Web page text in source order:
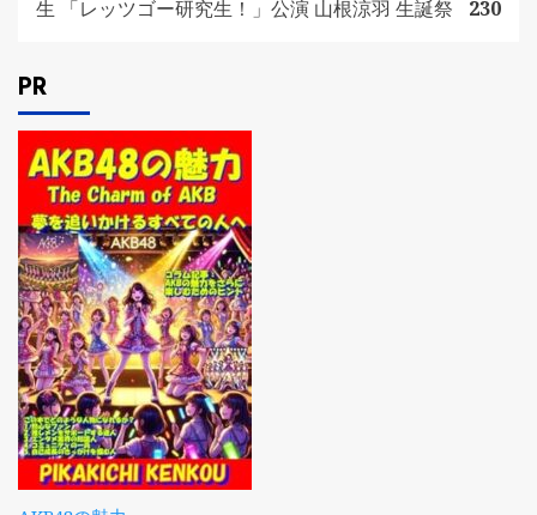
生 「レッツゴー研究生！」公演 山根涼羽 生誕祭
230
PR